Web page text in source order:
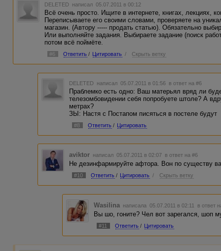
DELETED написал 05.07.2011 в 00:12
Всё очень просто. Ищите в интернете, книгах, лекциях,
Переписываете его своими словами, проверяете на
магазин. (Автору ----- продать статью). Обязательно
Или выполняйте задания. Выбираете задание (поиск
потом всё поймёте.
#6 Ответить / Цитировать / Скрыть ветку
DELETED написал 05.07.2011 в 01:56 в ответ на #6
Праблемко есть одно: Ваш матерьял вряд ли
телезомбовидении себя попробуете штоле? А
метрах?
ЗЫ: Настя с Постапом писяться в постеле будут
#8 Ответить / Цитировать
aviktor написал 05.07.2011 в 02:07 в ответ на #6
Не дезинфармируйте афтора. Вон по существу
#10 Ответить / Цитировать / Скрыть ветку
Wasilina написала 05.07.2011 в 02:11 в ответ
Вы шо, гоните? Чел вот зарегался, шоп
#11 Ответить / Цитировать